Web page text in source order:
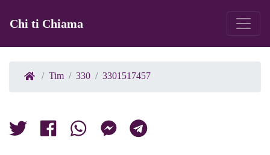
Chi ti Chiama
Tim 330 3301517457